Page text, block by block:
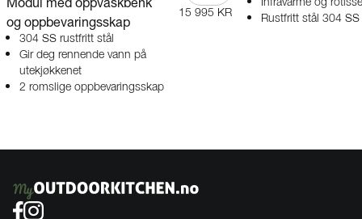
og oppbevaringsskap
304 SS rustfritt stål
Gir deg rennende vann på
utekjøkkenet
2 romslige oppbevaringsskap
15 995 KR
Infravarme og
Rustfritt stål 304 SS